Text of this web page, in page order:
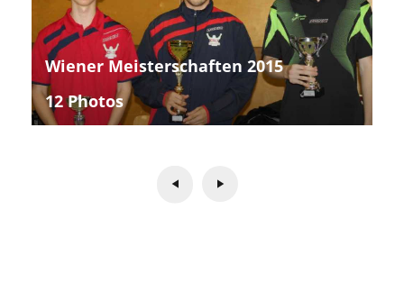
Wiener Meisterschaften 2015
12 Photos